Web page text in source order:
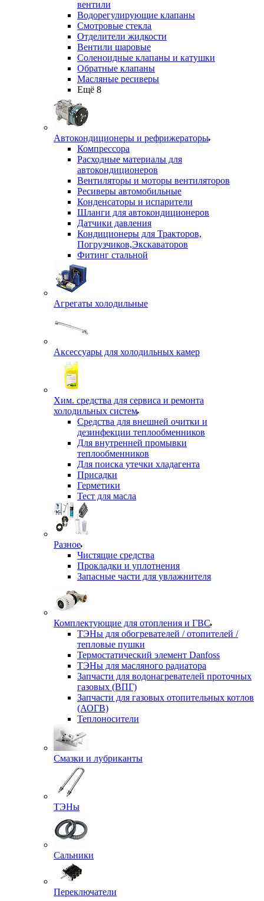
вентили
Водорегулирующие клапаны
Смотровые стекла
Отделители жидкости
Вентили шаровые
Соленоидные клапаны и катушки
Обратные клапаны
Масляные ресиверы
Ещё 8
Автокондиционеры и рефрижераторы
Компрессора
Расходные материалы для
автокондиционеров
Вентиляторы и моторы вентиляторов
Ресиверы автомобильные
Конденсаторы и испарители
Шланги для автокондиционеров
Датчики давления
Кондиционеры для Тракторов,
Погрузчиков,Экскаваторов
Фитинг стальной
Агрегаты холодильные
Аксессуары для холодильных камер
Хим. средства для сервиса и ремонта
холодильных систем
Средства для внешней очитки и
дезинфекции теплообменников
Для внутренней промывки
теплообменников
Для поиска утечки хладагента
Присадки
Герметики
Тест для масла
Разное
Чистящие средства
Прокладки и уплотнения
Запасные части для увлажнителя
Комплектующие для отопления и ГВС
ТЭНы для обогревателей / отопителей /
тепловые пушки
Термостатический элемент Danfoss
ТЭНы для масляного радиатора
Запчасти для водонагревателей проточных
газовых (ВПГ)
Запчасти для газовых отопительных котлов
(АОГВ)
Теплоносители
Смазки и лубриканты
ТЭНы
Сальники
Переключатели